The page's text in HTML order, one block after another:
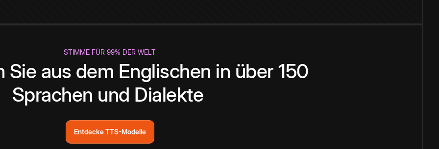
STIMME FÜR 99% DER WELT
Sie aus dem Englischen in über 150
Sprachen und Dialekte
Entdecke TTS-Modelle